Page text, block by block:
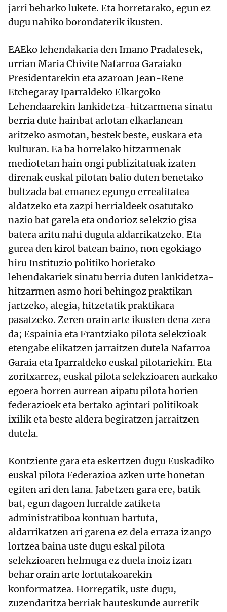
jarri beharko lukete. Eta horretarako, egun ez
dugu nahiko borondaterik ikusten.
EAEko lehendakaria den Imano Pradalesek,
urrian Maria Chivite Nafarroa Garaiako
Presidentarekin eta azaroan Jean-Rene
Etchegaray Iparraldeko Elkargoko
Lehendaarekin lankidetza-hitzarmena sinatu
berria dute hainbat arlotan elkarlanean
aritzeko asmotan, bestek beste, euskara eta
kulturan. Ea ba horrelako hitzarmenak
mediotetan hain ongi publizitatuak izaten
direnak euskal pilotan balio duten benetako
bultzada bat emanez egungo errealitatea
aldatzeko eta zazpi herrialdeek osatutako
nazio bat garela eta ondorioz selekzio gisa
batera aritu nahi dugula aldarrikatzeko. Eta
gurea den kirol batean baino, non egokiago
hiru Instituzio politiko horietako
lehendakariek sinatu berria duten lankidetza-
hitzarmen asmo hori behingoz praktikan
jartzeko, alegia, hitzetatik praktikara
pasatzeko. Zeren orain arte ikusten dena zera
da; Espainia eta Frantziako pilota selekzioak
etengabe elikatzen jarraitzen dutela Nafarroa
Garaia eta Iparraldeko euskal pilotariekin. Eta
zoritxarrez, euskal pilota selekzioaren aurkako
egoera horren aurrean aipatu pilota horien
federazioek eta bertako agintari politikoak
ixilik eta beste aldera begiratzen jarraitzen
dutela.
Kontziente gara eta eskertzen dugu Euskadiko
euskal pilota Federazioa azken urte honetan
egiten ari den lana. Jabetzen gara ere, batik
bat, egun dagoen lurralde zatiketa
administratiboa kontuan hartuta,
aldarrikatzen ari garena ez dela erraza izango
lortzea baina uste dugu eskal pilota
selekzioaren helmuga ez duela inoiz izan
behar orain arte lortutakoarekin
konformatzea. Horregatik, uste dugu,
zuzendaritza berriak hauteskunde aurretik